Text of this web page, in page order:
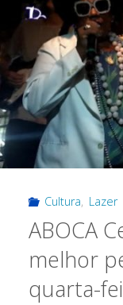
Cultura, Lazer
ABOCA
melhor
quarta-